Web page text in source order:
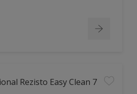
Rezisto Easy Clean 7